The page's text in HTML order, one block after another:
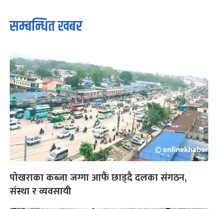
सम्बन्धित खबर
पोखराका कब्जा जग्गा आफैं छाड्दै दलका संगठन,
संस्था र व्यवसायी